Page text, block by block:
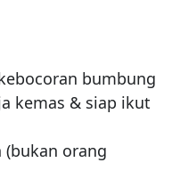
bumbung
kemas & siap ikut
orang